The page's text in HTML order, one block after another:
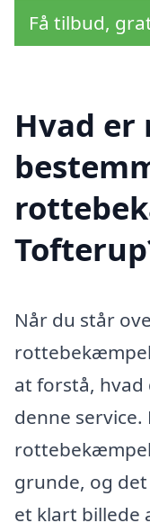
Få tilbud,
Hvad
Når du står
at forstå,
denne service.
grunde, og
et klart billede